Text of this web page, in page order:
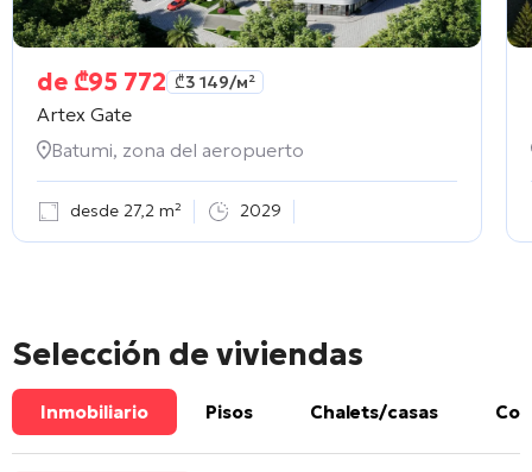
de ₾95 772 ₾3 149/м²
Artex Gate
Batumi, zona del aeropuerto
desde 27,2 m² 2029
Selección de viviendas
Inmobiliario Pisos Chalets/casas